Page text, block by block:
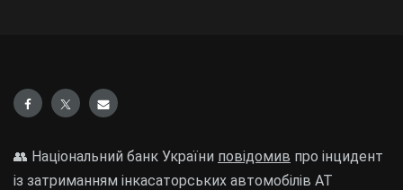
👥 Національний банк України повідомив про інцидент
із затриманням інкасаторських автомобілів АТ